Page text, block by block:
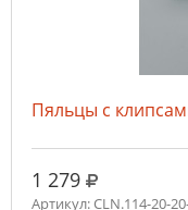
Пяльцы с
1 279 руб.
Артикул: CLN.114-20-